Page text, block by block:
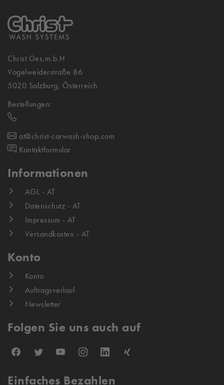
Christ Ges.m.b.H
Vogelweiderstraße 86
5020 Salzburg, Österreich
Bestellungen:
at@christ-carwash-shop.com
Kontaktformular
Informationen
AGL - AT
Datenschutz - AT
Impressum - AT
Versandkosten - AT
Konto
Konto
Auftragsverlauf
Newsletter
Folgen Sie uns auch auf
Einfaches Bezahlen